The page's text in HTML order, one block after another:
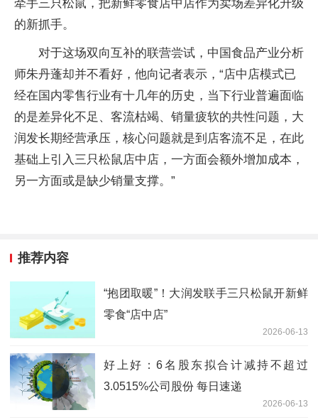
牵手三只松鼠，把新鲜零食店中店作为卖场差异化升级
的新抓手。
对于这场双向互补的联营尝试，中国食品产业分析
师朱丹蓬却并不看好，他向记者表示，“店中店模式已
经在国内零售行业有十几年的历史，当下行业普遍面临
的是差异化不足、客流枯竭、销量疲软的共性问题，大
润发长期经营承压，核心问题就是到店客流不足，在此
基础上引入三只松鼠店中店，一方面会额外增加成本，
另一方面或是缺少销量支撑。”
推荐内容
“抱团取暖”！大润发联手三只松鼠开新鲜
零食“店中店”
2026-06-13
好上好：6名股东拟合计减持不超过
3.0515%公司股份 每日速递
2026-06-13